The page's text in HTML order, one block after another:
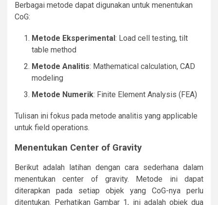
Berbagai metode dapat digunakan untuk menentukan
CoG:
Metode Eksperimental : Load cell testing, tilt
table method
Metode Analitis: Mathematical calculation, CAD
modeling
Metode Numerik: Finite Element Analysis (FEA)
Tulisan ini fokus pada metode analitis yang applicable
untuk field operations.
Menentukan Center of Gravity
Berikut adalah latihan dengan cara sederhana dalam
menentukan center of gravity. Metode ini dapat
diterapkan pada setiap objek yang CoG-nya perlu
ditentukan. Perhatikan Gambar 1, ini adalah objek dua